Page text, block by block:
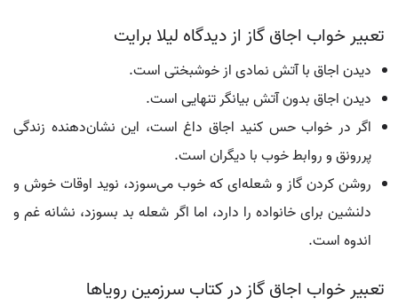
تعبیر خواب اجاق گاز از دیدگاه لیلا برایت
دیدن اجاق با آتش نمادی از خوشبختی است.
دیدن اجاق بدون آتش بیانگر تنهایی است.
اگر در خواب حس کنید اجاق داغ است، این نشان‌دهنده زندگی
پررونق و روابط خوب با دیگران است.
روشن کردن گاز و شعله‌ای که خوب می‌سوزد، نوید اوقات خوش و
دلنشین برای خانواده را دارد، اما اگر شعله بد بسوزد، نشانه غم و
اندوه است.
تعبیر خواب اجاق گاز در کتاب سرزمین رویاها